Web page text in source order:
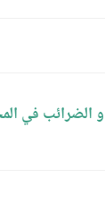
و الضرائب في